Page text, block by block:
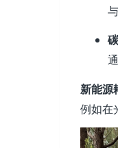
新能源
例如在